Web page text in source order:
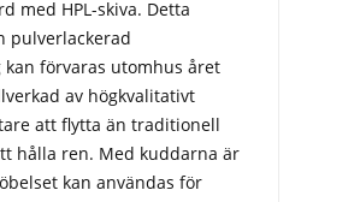
med HPL-skiva. Detta
pulverlackerad
förvaras utomhus året
av högkvalitativt
att flytta än traditionell
hålla ren. Med kuddarna är
kan användas för